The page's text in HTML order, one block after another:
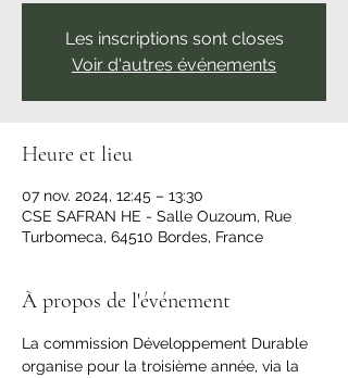
Les inscriptions sont closes
Voir d'autres événements
Heure et lieu
07 nov. 2024, 12:45 – 13:30
CSE SAFRAN HE - Salle Ouzoum, Rue
Turbomeca, 64510 Bordes, France
À propos de l'événement
La commission Développement Durable
organise pour la troisième année, via la